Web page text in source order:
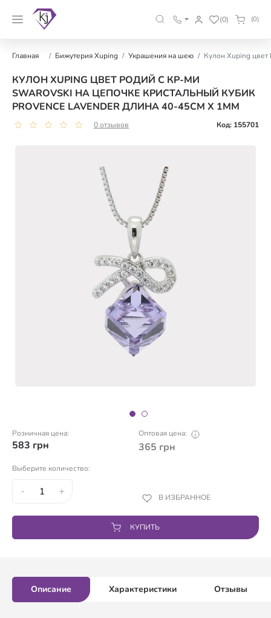
(0) (0)
Главная Бижутерия Xuping Украшения на шею Кулон Xuping цвет
КУЛОН XUPING ЦВЕТ РОДИЙ С КР-МИ
SWAROVSKI НА ЦЕПОЧКЕ КРИСТАЛЬНЫЙ КУБИК
PROVENCE LAVENDER ДЛИНА 40-45СМ Х 1ММ
0 отзывов Код: 155701
Розничная цена:
583 грн
Оптовая цена:
365 грн
Выберите количество:
- + В ИЗБРАННОЕ
КУПИТЬ
Описание Характеристики Отзывы